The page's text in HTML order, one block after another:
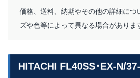
価格、送料、納期やその他の詳細につ
ズや色等によって異なる場合がありま
HITACHI FL40SS･EX-N/